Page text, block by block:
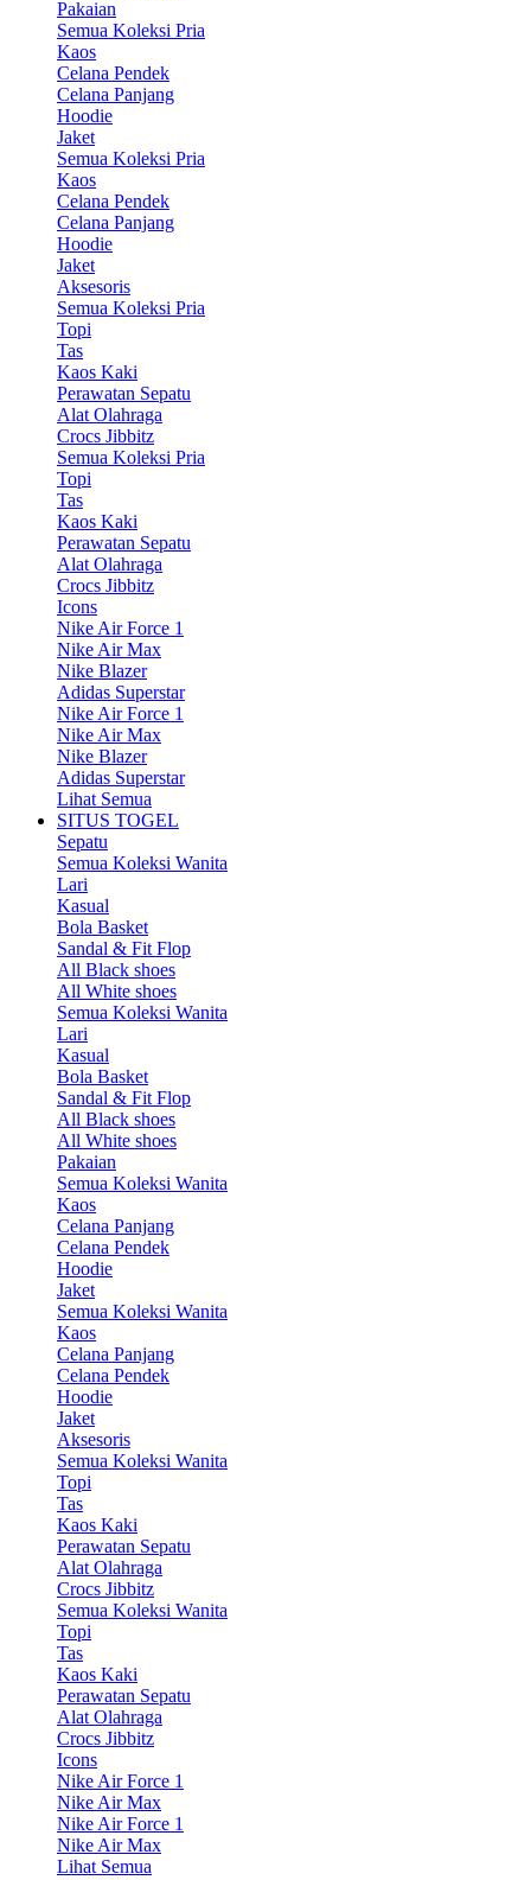
Pakaian
Semua Koleksi Pria
Kaos
Celana Pendek
Celana Panjang
Hoodie
Jaket
Semua Koleksi Pria
Kaos
Celana Pendek
Celana Panjang
Hoodie
Jaket
Aksesoris
Semua Koleksi Pria
Topi
Tas
Kaos Kaki
Perawatan Sepatu
Alat Olahraga
Crocs Jibbitz
Semua Koleksi Pria
Topi
Tas
Kaos Kaki
Perawatan Sepatu
Alat Olahraga
Crocs Jibbitz
Icons
Nike Air Force 1
Nike Air Max
Nike Blazer
Adidas Superstar
Nike Air Force 1
Nike Air Max
Nike Blazer
Adidas Superstar
Lihat Semua
SITUS TOGEL
Sepatu
Semua Koleksi Wanita
Lari
Kasual
Bola Basket
Sandal & Fit Flop
All Black shoes
All White shoes
Semua Koleksi Wanita
Lari
Kasual
Bola Basket
Sandal & Fit Flop
All Black shoes
All White shoes
Pakaian
Semua Koleksi Wanita
Kaos
Celana Panjang
Celana Pendek
Hoodie
Jaket
Semua Koleksi Wanita
Kaos
Celana Panjang
Celana Pendek
Hoodie
Jaket
Aksesoris
Semua Koleksi Wanita
Topi
Tas
Kaos Kaki
Perawatan Sepatu
Alat Olahraga
Crocs Jibbitz
Semua Koleksi Wanita
Topi
Tas
Kaos Kaki
Perawatan Sepatu
Alat Olahraga
Crocs Jibbitz
Icons
Nike Air Force 1
Nike Air Max
Nike Air Force 1
Nike Air Max
Lihat Semua